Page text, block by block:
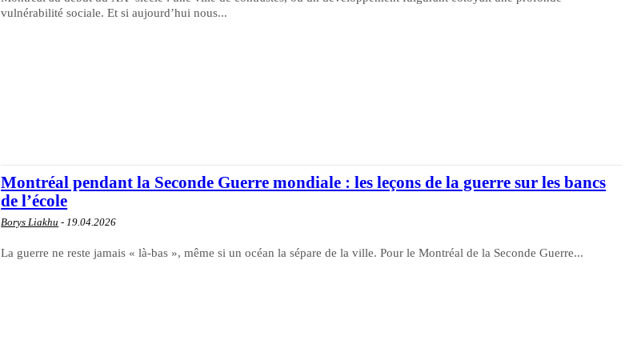
vulnérabilité sociale. Et si aujourd’hui nous...
Montréal pendant la Seconde Guerre mondiale : les leçons de la guerre sur les bancs
de l’école
Borys Liakhu - 19.04.2026
La guerre ne reste jamais « là-bas », même si un océan la sépare de la ville. Pour le Montréal de la Seconde Guerre...